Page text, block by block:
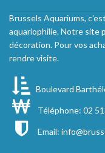
Brussels Aquariums,
aquariophilie. Notre site
décoration. Pour vos
rendre visite.
Boulevard
Téléphone: 02
Email: